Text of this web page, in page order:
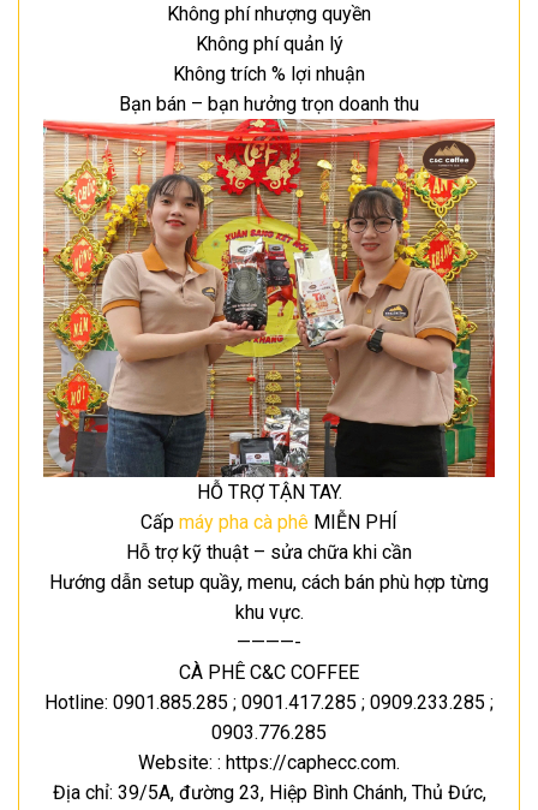
Không phí nhượng quyền
Không phí quản lý
Không trích % lợi nhuận
Bạn bán – bạn hưởng trọn doanh thu
HỖ TRỢ TẬN TAY.
Cấp máy pha cà phê MIỄN PHÍ
Hỗ trợ kỹ thuật – sửa chữa khi cần
Hướng dẫn setup quầy, menu, cách bán phù hợp từng
khu vực.
————-
CÀ PHÊ C&C COFFEE
Hotline: 0901.885.285 ; 0901.417.285 ; 0909.233.285 ;
0903.776.285
Website: : https://caphecc.com.
Địa chỉ: 39/5A, đường 23, Hiệp Bình Chánh, Thủ Đức,